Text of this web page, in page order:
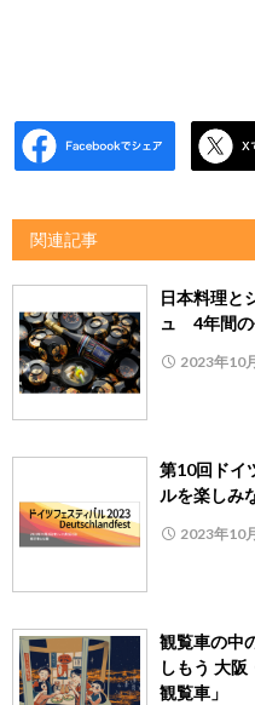
関連記事
日本料理と
ュ 4年間の
2023年10
第10回ドイ
ルを楽しみ
2023年10
観覧車の中
しもう 大
観覧車」